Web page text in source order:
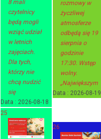
8 mali
czytelnicy
będą mogli
wziąć udział
w letnich
zajęciach.
Dla tych,
którzy nie
chcą nudzić
się
Data : 2026-08-18
rozmowy w
życzliwej
atmosferze
odbędą się 19
sierpnia o
godzinie
17:30. Wstęp
wolny.
„Największym
Data : 2026-08-19
25
26